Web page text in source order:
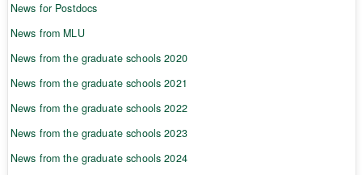
News for Postdocs
News from MLU
News from the graduate schools 2020
News from the graduate schools 2021
News from the graduate schools 2022
News from the graduate schools 2023
News from the graduate schools 2024